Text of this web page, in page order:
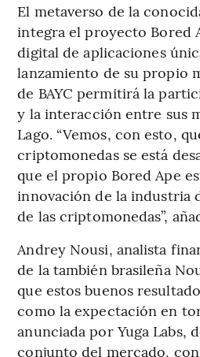
El metaverso de la
integra el proyecto Bored
digital de aplicaciones
lanzamiento de su propio
de BAYC permitirá la
y la interacción entre sus
Lago. “Vemos, con esto,
criptomonedas se está
que el propio Bored Ape
innovación de la industria
de las criptomonedas”,
Andrey Nousi, analista
de la también brasileña
que estos buenos
como la expectación en
anunciada por Yuga Labs,
conjunto del mercado,